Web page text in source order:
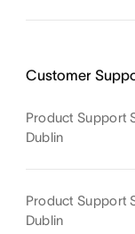
Customer
Product Support
Dublin
Product Support
Dublin